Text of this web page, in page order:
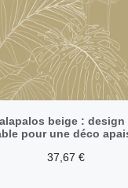
beige :
pour une déco
37,67 €